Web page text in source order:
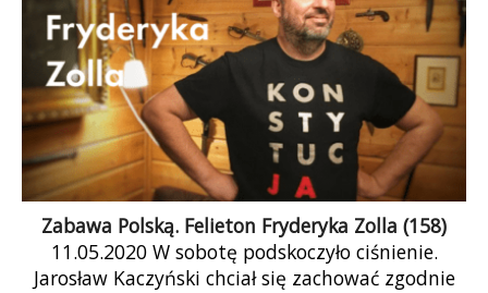
Zabawa Polską. Felieton Fryderyka Zolla (158)
11.05.2020 W sobotę podskoczyło ciśnienie.
Jarosław Kaczyński chciał się zachować zgodnie